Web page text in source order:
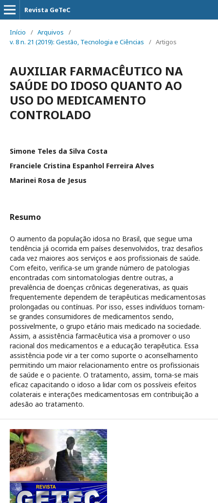
Revista GeTeC
Início / Arquivos
/
v. 8 n. 21 (2019): Gestão, Tecnologia e Ciências
/ Artigos
AUXILIAR FARMACÊUTICO NA
SAÚDE DO IDOSO QUANTO AO
USO DO MEDICAMENTO
CONTROLADO
Simone Teles da Silva Costa
Franciele Cristina Espanhol Ferreira Alves
Marinei Rosa de Jesus
Resumo
O aumento da população idosa no Brasil, que segue uma
tendência já ocorrida em países desenvolvidos, traz desafios
cada vez maiores aos serviços e aos profissionais de saúde.
Com efeito, verifica-se um grande número de patologias
encontradas com sintomatologias dentre outras, a
prevalência de doenças crônicas degenerativas, as quais
frequentemente dependem de terapêuticas medicamentosas
prolongadas ou contínuas. Por isso, esses indivíduos tornam-
se grandes consumidores de medicamentos sendo,
possivelmente, o grupo etário mais medicado na sociedade.
Assim, a assistência farmacêutica visa a promover o uso
racional dos medicamentos e a educação terapêutica. Essa
assistência pode vir a ter como suporte o aconselhamento
permitindo um maior relacionamento entre os profissionais
de saúde e o paciente. O tratamento, assim, torna-se mais
eficaz capacitando o idoso a lidar com os possíveis efeitos
colaterais e interações medicamentosas em contribuição a
adesão ao tratamento.